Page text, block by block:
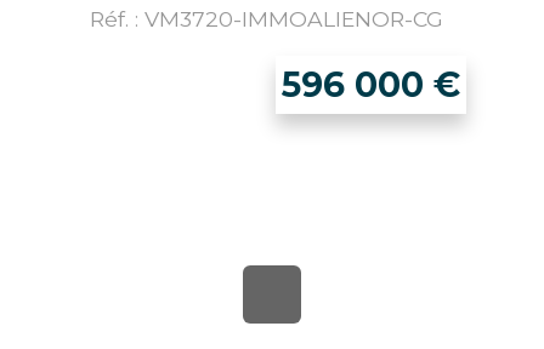
Réf. : VM3720-IMMOALIENOR-CG
596 000 €